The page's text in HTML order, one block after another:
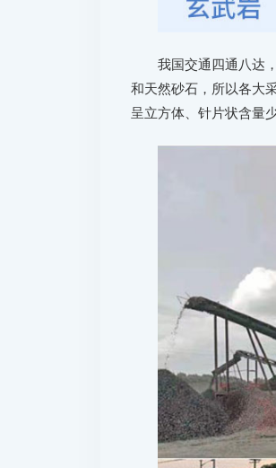
我国交通四通八达
和天然砂石，所以各大
呈立方体、针片状含量